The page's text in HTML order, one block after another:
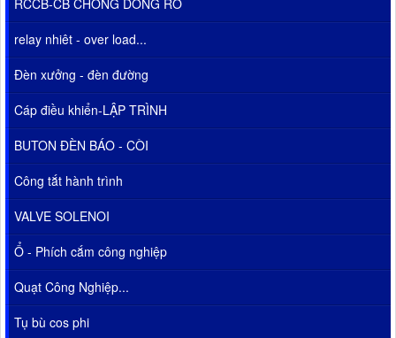
relay nhiêt - over load...
Đèn xưởng - đèn đường
Cáp điều khiển-LẬP TRÌNH
BUTON ĐÈN BÁO - CÒI
Công tắt hành trình
VALVE SOLENOI
Ổ - Phích cắm công nghiệp
Quạt Công Nghiệp...
Tụ bù cos phi